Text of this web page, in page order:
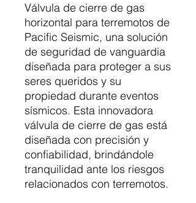
Válvula de cierre de gas
horizontal para terremotos de
Pacific Seismic, una solución
de seguridad de vanguardia
diseñada para proteger a sus
seres queridos y su
propiedad durante eventos
sísmicos. Esta innovadora
válvula de cierre de gas está
diseñada con precisión y
confiabilidad, brindándole
tranquilidad ante los riesgos
relacionados con terremotos.